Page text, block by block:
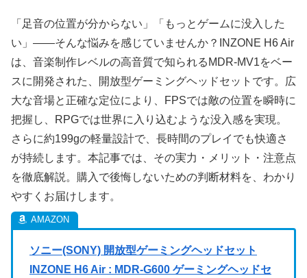
「足音の位置が分からない」「もっとゲームに没入した
い」――そんな悩みを感じていませんか？INZONE H6 Air
は、音楽制作レベルの高音質で知られるMDR-MV1をベー
スに開発された、開放型ゲーミングヘッドセットです。広
大な音場と正確な定位により、FPSでは敵の位置を瞬時に
把握し、RPGでは世界に入り込むような没入感を実現。
さらに約199gの軽量設計で、長時間のプレイでも快適さ
が持続します。本記事では、その実力・メリット・注意点
を徹底解説。購入で後悔しないための判断材料を、わかり
やすくお届けします。
ソニー(SONY) 開放型ゲーミングヘッドセット
INZONE H6 Air : MDR-G600 ゲーミングヘッドセ